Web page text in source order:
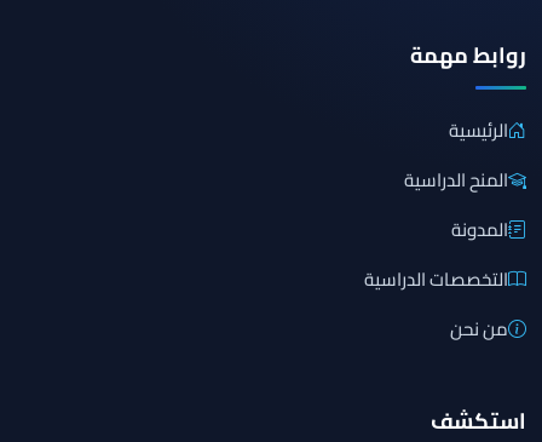
روابط مهمة
الرئيسية
المنح الدراسية
المدونة
التخصصات الدراسية
من نحن
استكشف